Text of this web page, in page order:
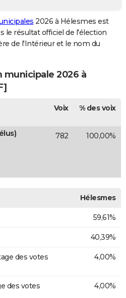
2026 à Hélesmes est
le résultat officiel de l'élection
de l'Intérieur et le nom du
2026 à
Voix % des voix
782 100,00%
Hélesmes
59,61%
40,39%
des votes
4,00%
des votes
4,00%